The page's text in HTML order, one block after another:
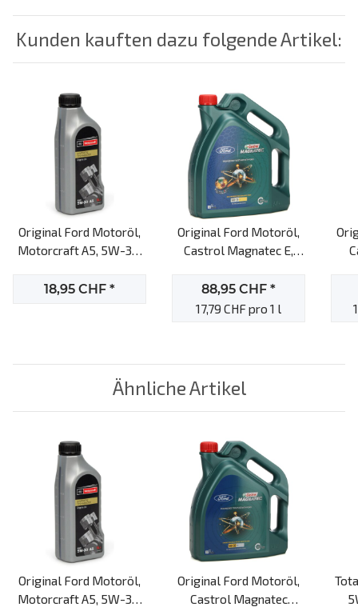
Kunden kauften dazu folgende Artikel:
Original Ford Motoröl,
Motorcraft A5, 5W-30,
18,95 CHF *
Original Ford Motoröl,
Castrol Magnatec E,
88,95 CHF *
17,79 CHF pro 1 l
Ähnliche Artikel
Original Ford Motoröl,
Motorcraft A5, 5W-30,
Original Ford Motoröl,
Castrol Magnatec